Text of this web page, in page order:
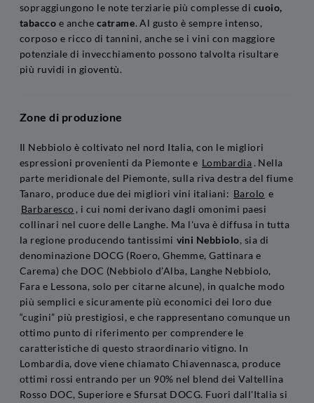
sopraggiungono le note terziarie più complesse di cuoio,
tabacco e anche catrame. Al gusto è sempre intenso,
corposo e ricco di tannini, anche se i vini con maggiore
potenziale di invecchiamento possono talvolta risultare
più ruvidi in gioventù.
Zone di produzione
Il Nebbiolo è coltivato nel nord Italia, con le migliori
espressioni provenienti da Piemonte e Lombardia . Nella
parte meridionale del Piemonte, sulla riva destra del fiume
Tanaro, produce due dei migliori vini italiani: Barolo e
Barbaresco , i cui nomi derivano dagli omonimi paesi
collinari nel cuore delle Langhe. Ma l'uva è diffusa in tutta
la regione producendo tantissimi vini Nebbiolo, sia di
denominazione DOCG (Roero, Ghemme, Gattinara e
Carema) che DOC (Nebbiolo d’Alba, Langhe Nebbiolo,
Fara e Lessona, solo per citarne alcune), in qualche modo
più semplici e sicuramente più economici dei loro due
“cugini” più prestigiosi, e che rappresentano comunque un
ottimo punto di riferimento per comprendere le
caratteristiche di questo straordinario vitigno. In
Lombardia, dove viene chiamato Chiavennasca, produce
ottimi rossi entrando per un 90% nel blend dei Valtellina
Rosso DOC, Superiore e Sfursat DOCG. Fuori dall'Italia si